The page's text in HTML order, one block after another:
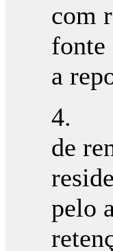
com
fonte
a
4. A
de
pelo